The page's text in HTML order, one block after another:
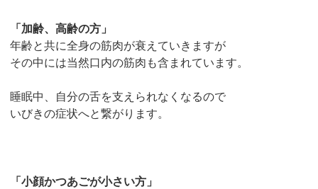
「加齢、高齢の方」
年齢と共に全身の筋肉が衰えていきますが
その中には当然口内の筋肉も含まれています。
睡眠中、自分の舌を支えられなくなるので
いびきの症状へと繋がります。
「小顔かつあごが小さい方」